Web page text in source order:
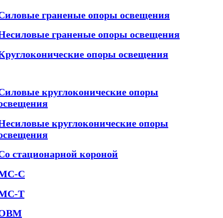
граненые опоры освещения
граненые опоры освещения
опоры освещения
круглоконические опоры
круглоконические опоры
стационарной короной
С
Т